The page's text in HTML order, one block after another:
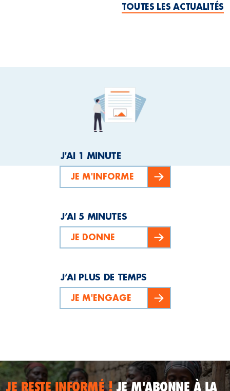
TOUTES LES ACTUALITÉS
J'AI 1 MINUTE
JE M'INFORME
J’AI 5 MINUTES
JE DONNE
J’AI PLUS DE TEMPS
JE M'ENGAGE
JE RESTE INFORMÉ !JE M'ABONNE À LA